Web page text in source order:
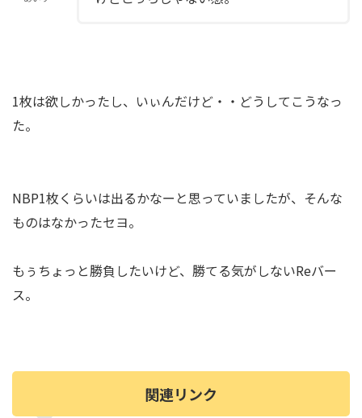
1枚は欲しかったし、いぃんだけど・・どうしてこうなっ
た。
NBP1枚くらいは出るかなーと思っていましたが、そんな
ものはなかったセヨ。
もぅちょっと勝負したいけど、勝てる気がしないReバー
ス。
関連リンク